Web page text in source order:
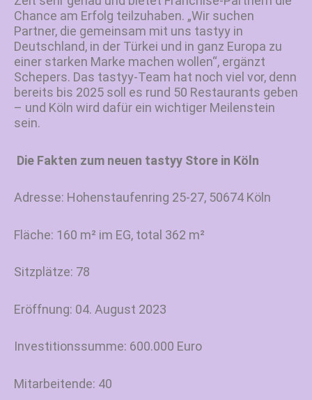
Chance am Erfolg teilzuhaben. „Wir suchen
Partner, die gemeinsam mit uns tastyy in
Deutschland, in der Türkei und in ganz Europa zu
einer starken Marke machen wollen“, ergänzt
Schepers. Das tastyy-Team hat noch viel vor, denn
bereits bis 2025 soll es rund 50 Restaurants geben
– und Köln wird dafür ein wichtiger Meilenstein
sein.
Die Fakten zum neuen tastyy Store in Köln
Adresse: Hohenstaufenring 25-27, 50674 Köln
Fläche: 160 m² im EG, total 362 m²
Sitzplätze: 78
Eröffnung: 04. August 2023
Investitionssumme: 600.000 Euro
Mitarbeitende: 40